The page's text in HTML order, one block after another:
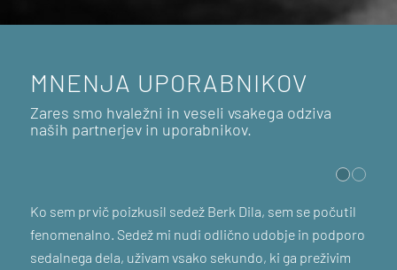
MNENJA UPORABNIKOV
Zares smo hvaležni in veseli vsakega odziva
naših partnerjev in uporabnikov.
počutil
podporo
Za sivo oblazinjen sedež Berk Lupina sem se
ker na trgu ni drugega proizvajalca, ki bi ga
tej kvaliteti s tako široko paleto barv. Poleg